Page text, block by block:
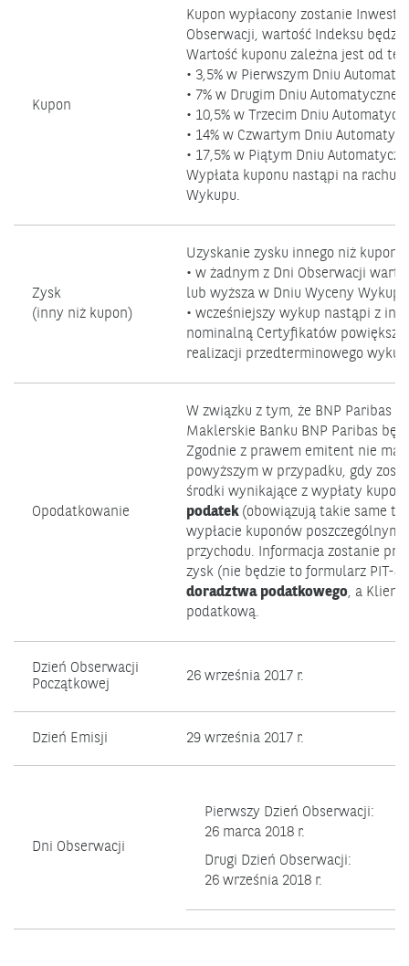
Kupon
Kupon wypłacony zostanie
Obserwacji, wartość Indeksu
Wartość kuponu zależna jest od
• 3,5% w Pierwszym Dniu
• 7% w Drugim Dniu
• 10,5% w Trzecim Dniu
• 14% w Czwartym Dniu
• 17,5% w Piątym Dniu
Wypłata kuponu nastąpi na
Wykupu.
Zysk
(inny niż kupon)
Uzyskanie zysku innego niż
• w żadnym z Dni Obserwacji
lub wyższa w Dniu Wyceny
• wcześniejszy wykup nastąpi z
nominalną Certyfikatów
realizacji przedterminowego
Opodatkowanie
W związku z tym, że BNP Paribas
Maklerskie Banku BNP Paribas
Zgodnie z prawem emitent nie ma
powyższym w przypadku, gdy
środki wynikające z wypłaty
podatek (obowiązują takie same
wypłacie kuponów
przychodu. Informacja zostanie
zysk (nie będzie to formularz PIT-
doradztwa podatkowego, a Klient
podatkową.
Dzień Obserwacji
Początkowej
26 września 2017 r.
Dzień Emisji 29 września 2017 r.
Dni Obserwacji
Pierwszy Dzień Obserwacji:
26 marca 2018 r.
Drugi Dzień Obserwacji:
26 września 2018 r.